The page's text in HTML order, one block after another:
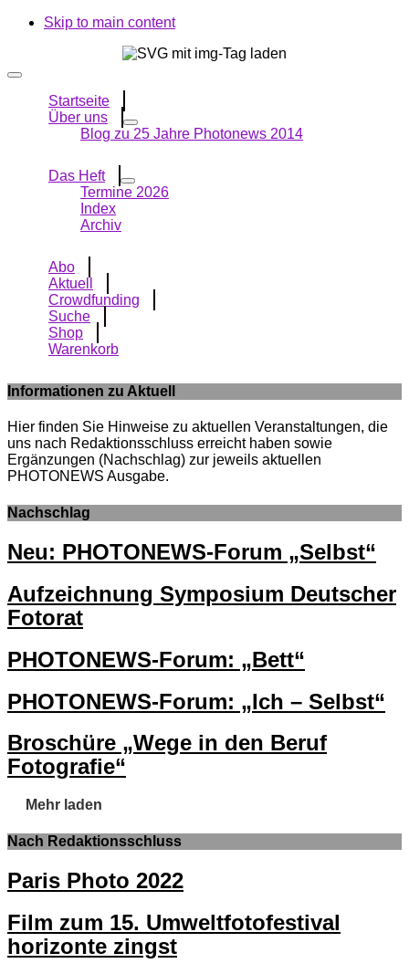
Skip to main content
Startseite
Über uns
Blog zu 25 Jahre Photonews 2014
Das Heft
Termine 2026
Index
Archiv
Abo
Aktuell
Crowdfunding
Suche
Shop
Warenkorb
Informationen zu Aktuell
Hier finden Sie Hinweise zu aktuellen Veranstaltungen, die
uns nach Redaktionsschluss erreicht haben sowie
Ergänzungen (Nachschlag) zur jeweils aktuellen
PHOTONEWS Ausgabe.
Nachschlag
Neu: PHOTONEWS-Forum „Selbst“
Aufzeichnung Symposium Deutscher
Fotorat
PHOTONEWS-Forum: „Bett“
PHOTONEWS-Forum: „Ich – Selbst“
Broschüre „Wege in den Beruf
Fotografie“
Mehr laden
Nach Redaktionsschluss
Paris Photo 2022
Film zum 15. Umweltfotofestival
horizonte zingst